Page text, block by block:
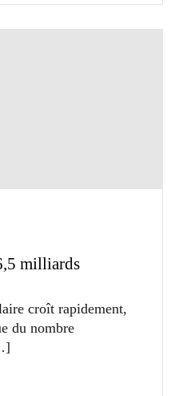
milliards
croît rapidement,
du nombre